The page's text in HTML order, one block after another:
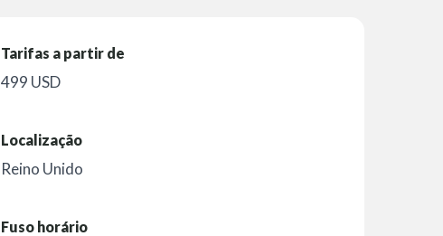
Tarifas a partir de
499 USD
Localização
Reino Unido
Fuso horário